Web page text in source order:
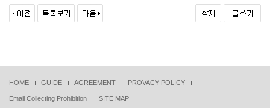
HOME GUIDE AGREEMENT PROVACY POLICY
Email Collecting Prohibition SITE MAP